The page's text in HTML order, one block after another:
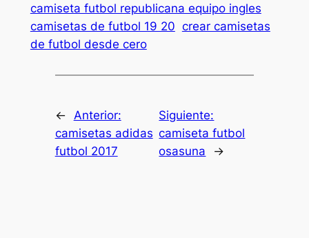
camiseta futbol republicana equipo ingles
camisetas de futbol 19 20 crear camisetas
de futbol desde cero
← Anterior:
camisetas adidas
futbol 2017
Siguiente:
camiseta futbol
osasuna
→